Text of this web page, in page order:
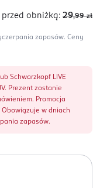
przed obniżką: 29,99 zł
zapasów. Ceny
Schwarzkopf LIVE
Prezent zostanie
Promocja
w dniach
zapasów.